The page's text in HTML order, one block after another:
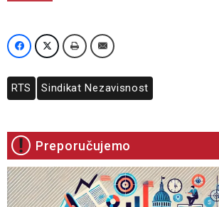
RTS Sindikat Nezavisnost
Preporučujemo